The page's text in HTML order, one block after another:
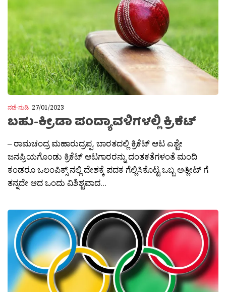
ನಡೆ-ನುಡಿ 27/01/2023
ಬಹು-ಕ್ರೀಡಾ ಪಂದ್ಯಾವಳಿಗಳಲ್ಲಿ ಕ್ರಿಕೆಟ್
– ರಾಮಚಂದ್ರ ಮಹಾರುದ್ರಪ್ಪ. ಬಾರತದಲ್ಲಿ ಕ್ರಿಕೆಟ್ ಆಟ ಎಶ್ಟೇ
ಜನಪ್ರಿಯಗೊಂಡು ಕ್ರಿಕೆಟ್ ಆಟಗಾರರನ್ನು ದಂತಕತೆಗಳಂತೆ ಮಂದಿ
ಕಂಡರೂ ಒಲಂಪಿಕ್ಸ್ ನಲ್ಲಿ ದೇಶಕ್ಕೆ ಪದಕ ಗೆಲ್ಲಿಸಿಕೊಟ್ಟ ಒಬ್ಬ ಅತ್ಲೀಟ್ ಗೆ
ತನ್ನದೇ ಆದ ಒಂದು ವಿಶಿಶ್ಟವಾದ...